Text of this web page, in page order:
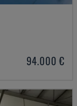
94.000 €